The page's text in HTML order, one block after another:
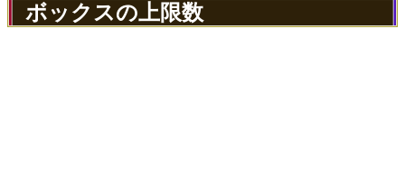
ボックスの上限数